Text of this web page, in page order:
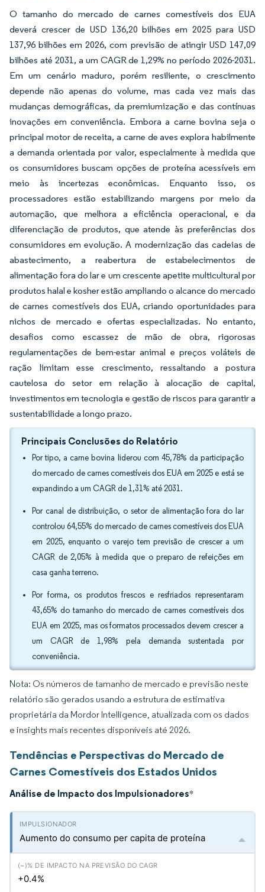
O tamanho do mercado de carnes comestíveis dos EUA
deverá crescer de USD 136,20 bilhões em 2025 para USD
137,96 bilhões em 2026, com previsão de atingir USD 147,09
bilhões até 2031, a um CAGR de 1,29% no período 2026-2031.
Em um cenário maduro, porém resiliente, o crescimento
depende não apenas do volume, mas cada vez mais das
mudanças demográficas, da premiumização e das contínuas
inovações em conveniência. Embora a carne bovina seja o
principal motor de receita, a carne de aves explora habilmente
a demanda orientada por valor, especialmente à medida que
os consumidores buscam opções de proteína acessíveis em
meio às incertezas econômicas. Enquanto isso, os
processadores estão estabilizando margens por meio da
automação, que melhora a eficiência operacional, e da
diferenciação de produtos, que atende às preferências dos
consumidores em evolução. A modernização das cadeias de
abastecimento, a reabertura de estabelecimentos de
alimentação fora do lar e um crescente apetite multicultural por
produtos halal e kosher estão ampliando o alcance do mercado
de carnes comestíveis dos EUA, criando oportunidades para
nichos de mercado e ofertas especializadas. No entanto,
desafios como escassez de mão de obra, rigorosas
regulamentações de bem-estar animal e preços voláteis de
ração limitam esse crescimento, ressaltando a postura
cautelosa do setor em relação à alocação de capital,
investimentos em tecnologia e gestão de riscos para garantir a
sustentabilidade a longo prazo.
Principais Conclusões do Relatório
Por tipo, a carne bovina liderou com 45,78% da participação
do mercado de carnes comestíveis dos EUA em 2025 e está se
expandindo a um CAGR de 1,31% até 2031.
Por canal de distribuição, o setor de alimentação fora do lar
controlou 64,55% do mercado de carnes comestíveis dos EUA
em 2025, enquanto o varejo tem previsão de crescer a um
CAGR de 2,05% à medida que o preparo de refeições em
casa ganha terreno.
Por forma, os produtos frescos e resfriados representaram
43,65% do tamanho do mercado de carnes comestíveis dos
EUA em 2025, mas os formatos processados devem crescer a
um CAGR de 1,98% pela demanda sustentada por
conveniência.
Nota: Os números de tamanho de mercado e previsão neste
relatório são gerados usando a estrutura de estimativa
proprietária da Mordor Intelligence, atualizada com os dados
e insights mais recentes disponíveis até 2026.
Tendências e Perspectivas do Mercado de
Carnes Comestíveis dos Estados Unidos
Análise de Impacto dos Impulsionadores*
Aumento do consumo per capita de proteína
+0.4%